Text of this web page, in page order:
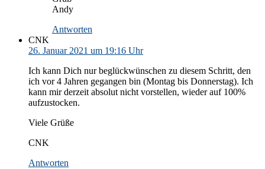
Andy
Antworten
CNK
26. Januar 2021 um 19:16 Uhr
Ich kann Dich nur beglückwünschen zu diesem Schritt, den
ich vor 4 Jahren gegangen bin (Montag bis Donnerstag). Ich
kann mir derzeit absolut nicht vorstellen, wieder auf 100%
aufzustocken.
Viele Grüße
CNK
Antworten